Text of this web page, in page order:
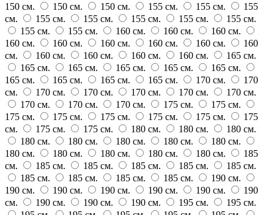
150 см.
150 см. 150 см. 155 см. 155 см.
155
см.
155 см. 155 см. 155 см. 155 см.
155 см.
155 см.
155 см. 160 см. 160 см.
160 см.
160 см.
160 см. 160 см. 160 см. 160 см.
160
см.
160 см. 160 см. 160 см. 160 см.
165 см.
165 см.
165 см. 165 см. 165 см.
165 см.
165 см.
165 см. 165 см. 165 см. 170 см.
170
см.
170 см. 170 см. 170 см. 170 см.
170 см.
170 см.
170 см. 170 см. 175 см.
175 см.
175 см.
175 см. 175 см. 175 см. 175 см.
175
см.
175 см. 175 см. 180 см. 180 см.
180 см.
180 см.
180 см. 180 см. 180 см.
180 см.
180 см.
180 см. 180 см. 180 см. 180 см.
185
см.
185 см. 185 см. 185 см. 185 см.
185 см.
185 см.
185 см. 185 см. 185 см.
190 см.
190 см.
190 см. 190 см. 190 см. 190 см.
190
см.
190 см. 190 см. 190 см. 195 см.
195 см.